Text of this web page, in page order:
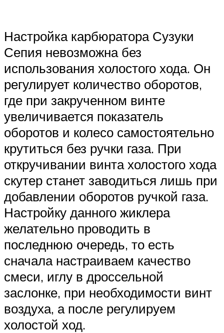
Настройка карбюратора Сузуки
Сепия невозможна без
использования холостого хода. Он
регулирует количество оборотов,
где при закрученном винте
увеличивается показатель
оборотов и колесо самостоятельно
крутиться без ручки газа. При
откручивании винта холостого хода
скутер станет заводиться лишь при
добавлении оборотов ручкой газа.
Настройку данного жиклера
желательно проводить в
последнюю очередь, то есть
сначала настраиваем качество
смеси, иглу в дроссельной
заслонке, при необходимости винт
воздуха, а после регулируем
холостой ход.